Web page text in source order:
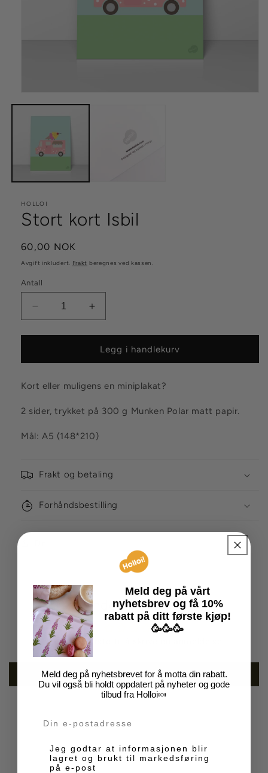
medie
HOLLOI
Stort kort Isbil
Vanlig
pris
60,00 NOK
Avgift inkludert. Frakt beregnes ved kassen.
Antall
antallet
for
kort
Øk
antallet
for
Stort
kort
Legg i handlekurv
Kort eller muligens en miniplakat?
2 sider, trykket på 300 g Munken Polar matt papir.
Mål: A5 (148*210)
Frakt og betaling
Forhåndsbestilling
Kundeanmeldelser
Vær den første til å skrive en anmeldelse
Skriv en anmeldelse
Meld deg på vårt
nyhetsbrev og få 10%
rabatt på ditt første kjøp!
🥳🥳🥳
Meld deg på nyhetsbrevet for å motta din rabatt.
Du vil også bli holdt oppdatert på nyheter og gode
tilbud fra Holloi🍬
Markedsføring
Jeg godtar at informasjonen blir
lagret og brukt til markedsføring
på e-post